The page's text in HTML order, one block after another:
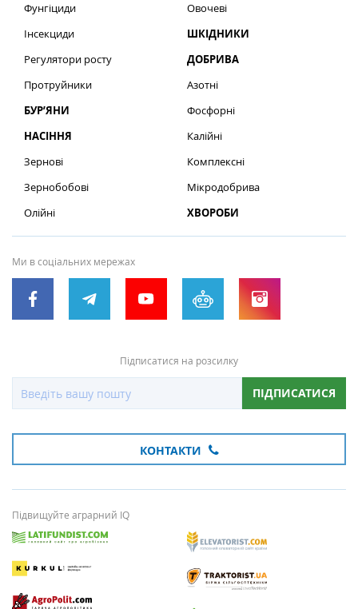
Фунгіциди
Інсекциди
Регулятори росту
Протруйники
БУР’ЯНИ
НАСІННЯ
Зернові
Зернобобові
Олійні
Овочеві
ШКІДНИКИ
ДОБРИВА
Азотні
Фосфорні
Калійні
Комплексні
Мікродобрива
ХВОРОБИ
Ми в соціальних мережах
Підписатися на розсилку
ПІДПИСАТИСЯ
КОНТАКТИ
Підвищуйте аграрний IQ